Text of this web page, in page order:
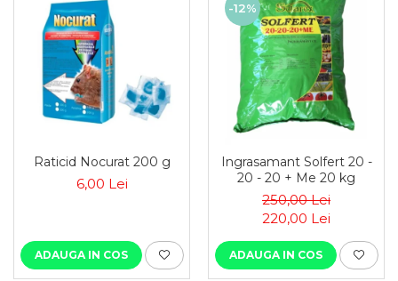
Raticid Nocurat 200 g
6,00 Lei
ADAUGA IN COS
-12%
Ingrasamant Solfert 20 -
20 - 20 + Me 20 kg
250,00 Lei
220,00 Lei
ADAUGA IN COS